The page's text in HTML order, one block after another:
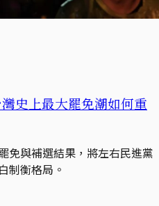
史上最大罷免潮如何重
免與補選結果，將左右民進黨
制衡格局。